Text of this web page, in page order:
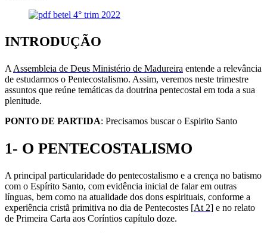
INTRODUÇÃO
A Assembleia de Deus Ministério de Madureira entende a relevância
de estudarmos o Pentecostalismo. Assim, veremos neste trimestre
assuntos que reúne temáticas da doutrina pentecostal em toda a sua
plenitude.
PONTO DE PARTIDA: Precisamos buscar o Espirito Santo
1- O PENTECOSTALISMO
A principal particularidade do pentecostalismo e a crença no batismo
com o Espírito Santo, com evidência inicial de falar em outras
línguas, bem como na atualidade dos dons espirituais, conforme a
experiência cristã primitiva no dia de Pentecostes [At 2] e no relato
de Primeira Carta aos Coríntios capítulo doze.